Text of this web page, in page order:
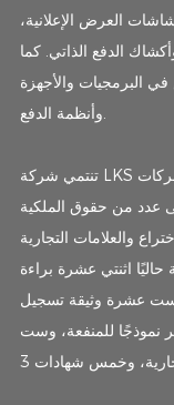
العرض الإعلانية،
الدفع الذاتي. كما
في البرمجيات والأجهزة
وأنظمة الدفع.
تنتمي شركة LKS إلى "الشركات الوطنية ذات التقنية العالية" و"الشركات
عدد من حقوق الملكية
والعلامات التجارية
اثنتي عشرة براءة
عشرة وثيقة تسجيل
نموذجًا للمنفعة، وست